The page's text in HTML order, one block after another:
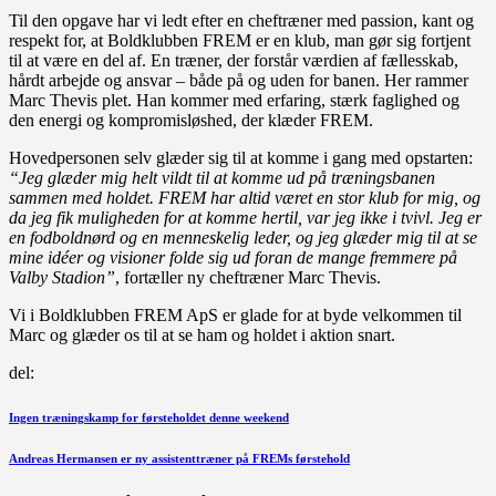
Til den opgave har vi ledt efter en cheftræner med passion, kant og
respekt for, at Boldklubben FREM er en klub, man gør sig fortjent
til at være en del af. En træner, der forstår værdien af fællesskab,
hårdt arbejde og ansvar – både på og uden for banen. Her rammer
Marc Thevis plet. Han kommer med erfaring, stærk faglighed og
den energi og kompromisløshed, der klæder FREM.
Hovedpersonen selv glæder sig til at komme i gang med opstarten:
“Jeg glæder mig helt vildt til at komme ud på træningsbanen
sammen med holdet. FREM har altid været en stor klub for mig, og
da jeg fik muligheden for at komme hertil, var jeg ikke i tvivl. Jeg er
en fodboldnørd og en menneskelig leder, og jeg glæder mig til at se
mine idéer og visioner folde sig ud foran de mange fremmere på
Valby Stadion”, fortæller ny cheftræner Marc Thevis.
Vi i Boldklubben FREM ApS er glade for at byde velkommen til
Marc og glæder os til at se ham og holdet i aktion snart.
del:
Indlægsnavigation
Forrige
Ingen træningskamp for førsteholdet denne weekend
Næste
Andreas Hermansen er ny assistenttræner på FREMs førstehold